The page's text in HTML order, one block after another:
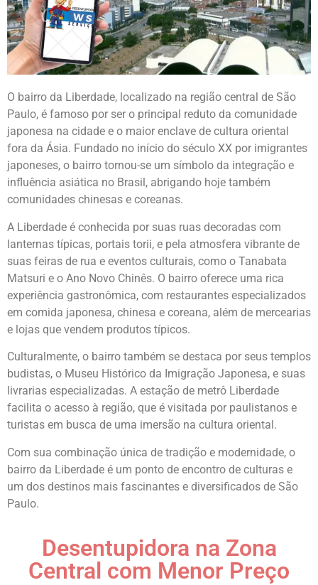
O bairro da Liberdade, localizado na região central de São
Paulo, é famoso por ser o principal reduto da comunidade
japonesa na cidade e o maior enclave de cultura oriental
fora da Ásia. Fundado no início do século XX por imigrantes
japoneses, o bairro tornou-se um símbolo da integração e
influência asiática no Brasil, abrigando hoje também
comunidades chinesas e coreanas.
A Liberdade é conhecida por suas ruas decoradas com
lanternas típicas, portais torii, e pela atmosfera vibrante de
suas feiras de rua e eventos culturais, como o Tanabata
Matsuri e o Ano Novo Chinês. O bairro oferece uma rica
experiência gastronômica, com restaurantes especializados
em comida japonesa, chinesa e coreana, além de mercearias
e lojas que vendem produtos típicos.
Culturalmente, o bairro também se destaca por seus templos
budistas, o Museu Histórico da Imigração Japonesa, e suas
livrarias especializadas. A estação de metrô Liberdade
facilita o acesso à região, que é visitada por paulistanos e
turistas em busca de uma imersão na cultura oriental.
Com sua combinação única de tradição e modernidade, o
bairro da Liberdade é um ponto de encontro de culturas e
um dos destinos mais fascinantes e diversificados de São
Paulo.
Desentupidora na Zona
Central com Menor Preço